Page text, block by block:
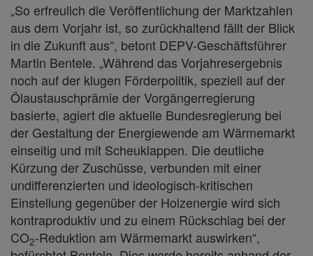
„So erfreulich die Veröffentlichung der Marktzahlen
aus dem Vorjahr ist, so zurückhaltend fällt der Blick
in die Zukunft aus“, betont DEPV-Geschäftsführer
Martin Bentele. „Während das Vorjahresergebnis
noch auf der klugen Förderpolitik, speziell auf der
Ölaustauschprämie der Vorgängerregierung
basierte, agiert die aktuelle Bundesregierung bei
der Gestaltung der Energiewende am Wärmemarkt
einseitig und mit Scheuklappen. Die deutliche
Kürzung der Zuschüsse, verbunden mit einer
undifferenzierten und ideologisch-kritischen
Einstellung gegenüber der Holzenergie wird sich
kontraproduktiv und zu einem Rückschlag bei der
CO2-Reduktion am Wärmemarkt auswirken“,